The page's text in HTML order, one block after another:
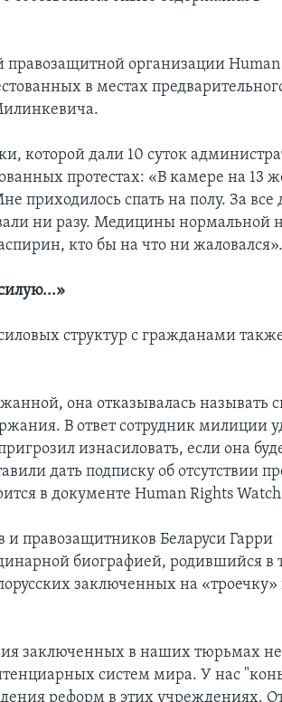
организации Human
в местах
которой дали 10 суток
протестах: «В камере на 13
приходилось спать на полу. За все
ни разу. Медицины нормальной
кто бы на что ни жаловался».
структур с гражданами
она отказывалась называть
В ответ сотрудник милиции
изнасиловать, если она
дать подписку об отсутствии
в документе Human Rights
правозащитников Беларуси Гарри
биографией, родившийся в
заключенных на «троечку»
заключенных в наших тюрьмах
систем мира. У нас
реформ в этих учреждениях.